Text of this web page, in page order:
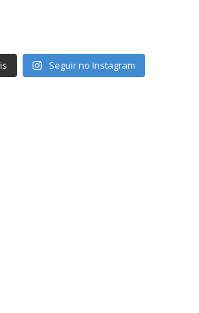
Seguir no Instagram